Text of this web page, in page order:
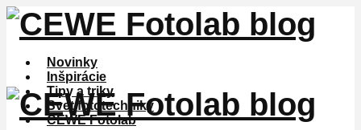
Novinky
Inšpirácie
Tipy a triky
Svet fototechniky
CEWE Fotolab